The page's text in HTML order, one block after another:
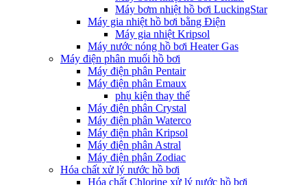
Máy bơm nhiệt hồ bơi LuckingStar
Máy gia nhiệt hồ bơi bằng Điện
Máy gia nhiệt Kripsol
Máy nước nóng hồ bơi Heater Gas
Máy điện phân muối hồ bơi
Máy điện phân Pentair
Máy điện phân Emaux
phụ kiện thay thế
Máy điện phân Crystal
Máy điện phân Waterco
Máy điện phân Kripsol
Máy điện phân Astral
Máy điện phân Zodiac
Hóa chất xử lý nước hồ bơi
Hóa chất Chlorine xử lý nước hồ bơi